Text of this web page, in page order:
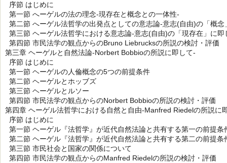
序節 はじめに
第一節 へーゲルの法の理念-現存在と概念との一体性-
第二節 へーゲル法哲学の出発点としての意志論-意志(自由)の「概念
第三節 ヘーゲル法哲学における意志論-意志(自由)の「現存在」に即
第四節 市民法学の観点からのBruno Liebrucksの所説の検討・評価
第三章 ヘーゲルと自然法論-Norbert Bobbioの所説に即して-
序節 はじめに
第一節 ヘーゲルの人倫概念の5つの前提条件
第二節 ヘーゲルとホッブズ
第三節 ヘーゲルとルソー
第四節 市民法学の観点からのNorbert Bobbioの所説の検討・評価
第四章 ヘーゲル法哲学における自然と自由-Manfred Riedelの所説に
序節 はじめに
第一節 ヘーゲル『法哲学』が近代自然法論と共有する第一の前提条
第二節 ヘーゲル『法哲学』が近代自然法論と共有する第二の前提条
第三節 市民社会と国家の関係について
第四節 市民法学の観点からのManfred Riedelの所説の検討・評価